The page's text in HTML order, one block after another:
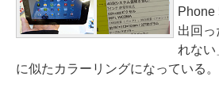
Phone
出回
れない
に似たカラーリングになっている。